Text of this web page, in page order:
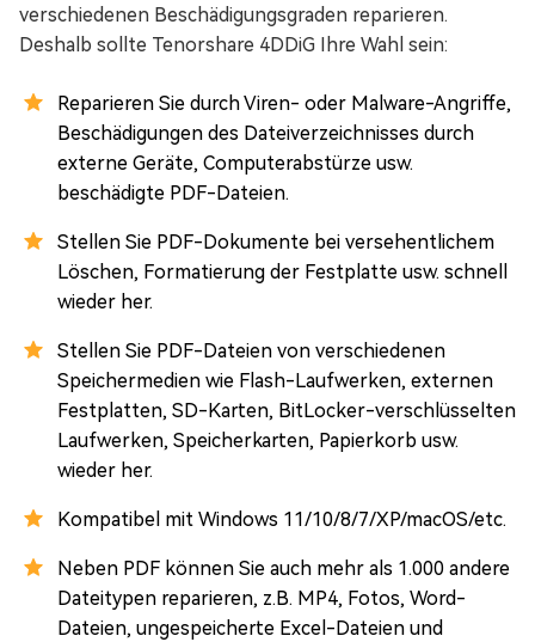
verschiedenen Beschädigungsgraden reparieren.
Deshalb sollte Tenorshare 4DDiG Ihre Wahl sein:
Reparieren Sie durch Viren- oder Malware-Angriffe,
Beschädigungen des Dateiverzeichnisses durch
externe Geräte, Computerabstürze usw.
beschädigte PDF-Dateien.
Stellen Sie PDF-Dokumente bei versehentlichem
Löschen, Formatierung der Festplatte usw. schnell
wieder her.
Stellen Sie PDF-Dateien von verschiedenen
Speichermedien wie Flash-Laufwerken, externen
Festplatten, SD-Karten, BitLocker-verschlüsselten
Laufwerken, Speicherkarten, Papierkorb usw.
wieder her.
Kompatibel mit Windows 11/10/8/7/XP/macOS/etc.
Neben PDF können Sie auch mehr als 1.000 andere
Dateitypen reparieren, z.B. MP4, Fotos, Word-
Dateien, ungespeicherte Excel-Dateien und